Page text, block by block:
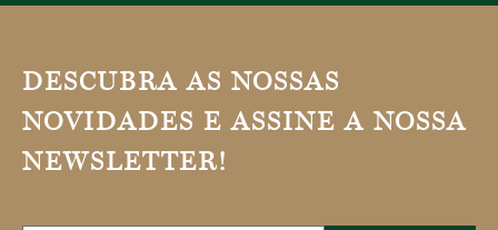
DESCUBRA AS NOSSAS
NOVIDADES E ASSINE A NOSSA
NEWSLETTER!